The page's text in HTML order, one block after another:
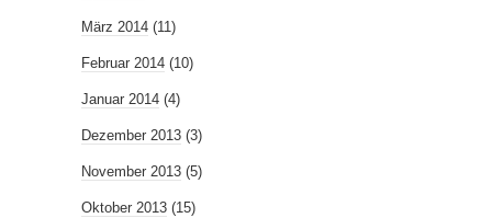
März 2014 (11)
Februar 2014 (10)
Januar 2014 (4)
Dezember 2013 (3)
November 2013 (5)
Oktober 2013 (15)